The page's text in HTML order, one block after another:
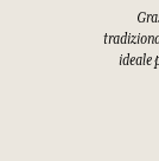
ideale